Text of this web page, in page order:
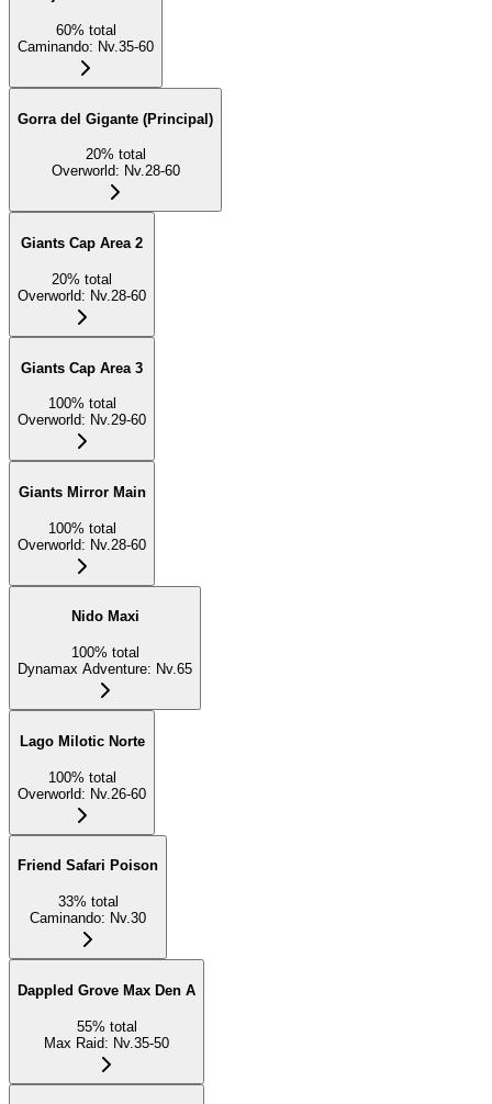
60% total
Caminando: Nv.35-60
Gorra del Gigante (Principal)
20% total
Overworld: Nv.28-60
Giants Cap Area 2
20% total
Overworld: Nv.28-60
Giants Cap Area 3
100% total
Overworld: Nv.29-60
Giants Mirror Main
100% total
Overworld: Nv.28-60
Nido Maxi
100% total
Dynamax Adventure: Nv.65
Lago Milotic Norte
100% total
Overworld: Nv.26-60
Friend Safari Poison
33% total
Caminando: Nv.30
Dappled Grove Max Den A
55% total
Max Raid: Nv.35-50